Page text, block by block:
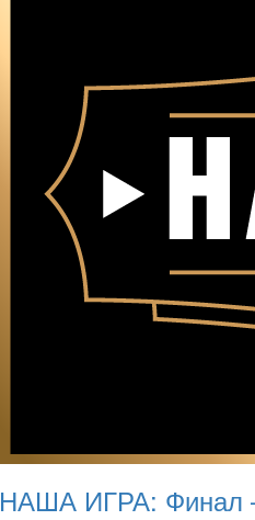
НАША ИГРА: Финал